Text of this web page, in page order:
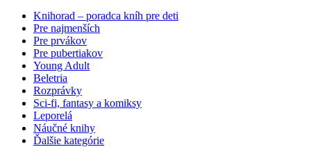
Knihorad – poradca kníh pre deti
Pre najmenších
Pre prvákov
Pre pubertiakov
Young Adult
Beletria
Rozprávky
Sci-fi, fantasy a komiksy
Leporelá
Náučné knihy
Ďalšie kategórie